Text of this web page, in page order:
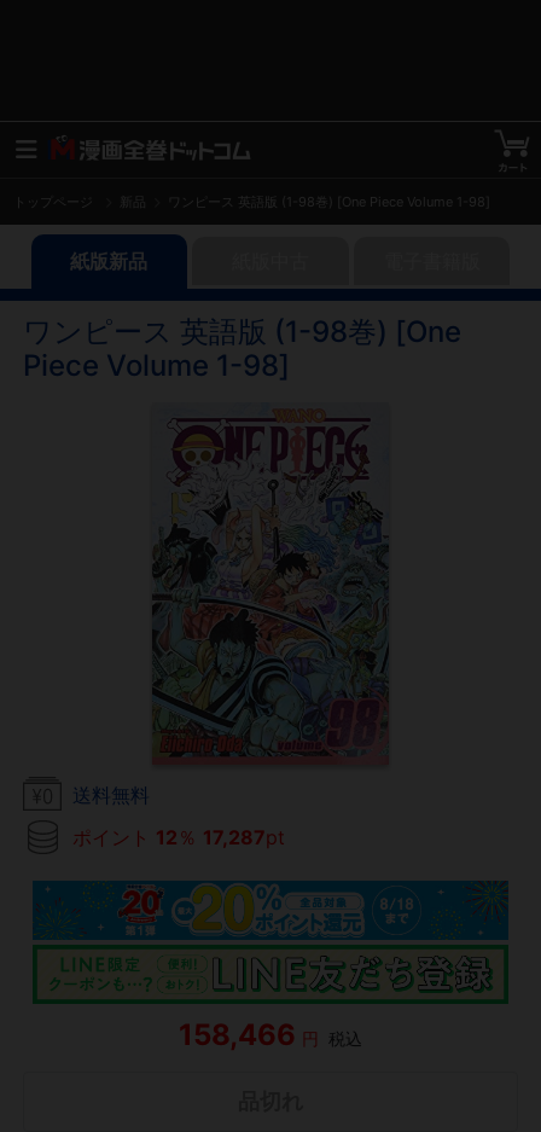
トップページ ワンピース 英語版 (1-98巻) [One Piece Volume 1-98]
紙版新品
ワンピース 英語版 (1-98巻) [One
Piece Volume 1-98]
送料無料
ポイント 12 ％ 17,287pt
158,466 円 税込